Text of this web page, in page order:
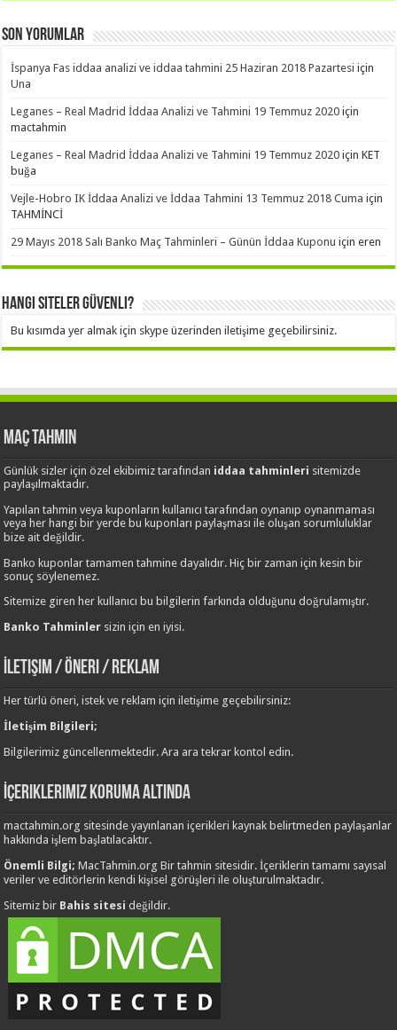
Son Yorumlar
İspanya Fas iddaa analizi ve iddaa tahmini 25 Haziran 2018 Pazartesi için
Una
Leganes – Real Madrid İddaa Analizi ve Tahmini 19 Temmuz 2020 için
mactahmin
Leganes – Real Madrid İddaa Analizi ve Tahmini 19 Temmuz 2020 içinKET
buğa
Vejle-Hobro IK İddaa Analizi ve İddaa Tahmini 13 Temmuz 2018 Cuma için
TAHMİNCİ
29 Mayıs 2018 Salı Banko Maç Tahminleri – Günün İddaa Kuponu içineren
Hangi Siteler Güvenli?
Bu kısımda yer almak için skype üzerinden iletişime geçebilirsiniz.
Maç Tahmin
Günlük sizler için özel ekibimiz tarafından iddaa tahminleri sitemizde
paylaşılmaktadır.
Yapılan tahmin veya kuponların kullanıcı tarafından oynanıp oynanmaması
veya her hangi bir yerde bu kuponları paylaşması ile oluşan sorumluluklar
bize ait değildir.
Banko kuponlar tamamen tahmine dayalıdır. Hiç bir zaman için kesin bir
sonuç söylenemez.
Sitemize giren her kullanıcı bu bilgilerin farkında olduğunu doğrulamıştır.
Banko Tahminler sizin için en iyisi.
İletişim / Öneri / Reklam
Her türlü öneri, istek ve reklam için iletişime geçebilirsiniz:
İletişim Bilgileri;
Bilgilerimiz güncellenmektedir. Ara ara tekrar kontol edin.
İçeriklerimiz Koruma Altında
mactahmin.org sitesinde yayınlanan içerikleri kaynak belirtmeden paylaşanlar
hakkında işlem başlatılacaktır.
Önemli Bilgi;MacTahmin.org Bir tahmin sitesidir. İçeriklerin tamamı sayısal
veriler ve editörlerin kendi kişisel görüşleri ile oluşturulmaktadır.
Sitemiz bir Bahis sitesi değildir.